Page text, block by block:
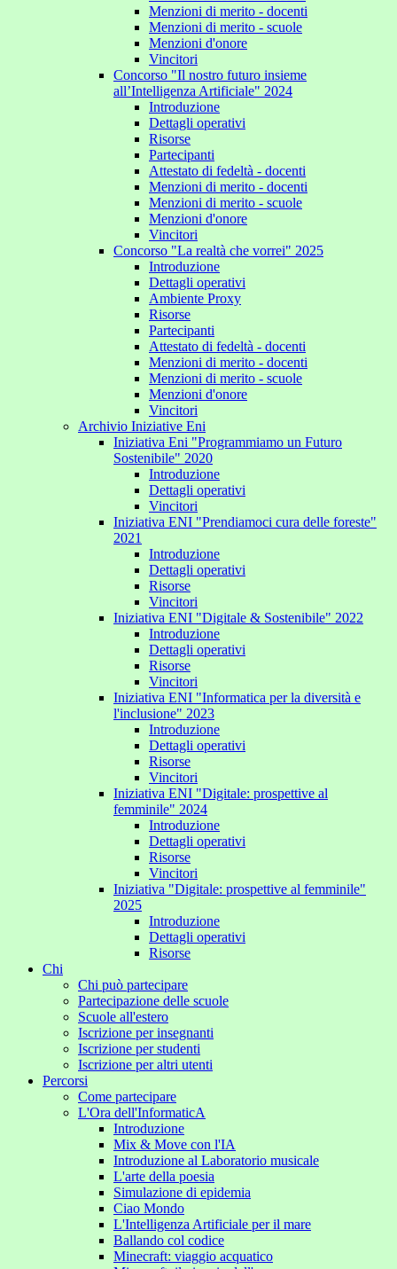
Menzioni di merito - docenti
Menzioni di merito - scuole
Menzioni d'onore
Vincitori
Concorso "Il nostro futuro insieme
all’Intelligenza Artificiale" 2024
Introduzione
Dettagli operativi
Risorse
Partecipanti
Attestato di fedeltà - docenti
Menzioni di merito - docenti
Menzioni di merito - scuole
Menzioni d'onore
Vincitori
Concorso "La realtà che vorrei" 2025
Introduzione
Dettagli operativi
Ambiente Proxy
Risorse
Partecipanti
Attestato di fedeltà - docenti
Menzioni di merito - docenti
Menzioni di merito - scuole
Menzioni d'onore
Vincitori
Archivio Iniziative Eni
Iniziativa Eni "Programmiamo un Futuro
Sostenibile" 2020
Introduzione
Dettagli operativi
Vincitori
Iniziativa ENI "Prendiamoci cura delle foreste"
2021
Introduzione
Dettagli operativi
Risorse
Vincitori
Iniziativa ENI "Digitale & Sostenibile" 2022
Introduzione
Dettagli operativi
Risorse
Vincitori
Iniziativa ENI "Informatica per la diversità e
l'inclusione" 2023
Introduzione
Dettagli operativi
Risorse
Vincitori
Iniziativa ENI "Digitale: prospettive al
femminile" 2024
Introduzione
Dettagli operativi
Risorse
Vincitori
Iniziativa "Digitale: prospettive al femminile"
2025
Introduzione
Dettagli operativi
Risorse
Chi
Chi può partecipare
Partecipazione delle scuole
Scuole all'estero
Iscrizione per insegnanti
Iscrizione per studenti
Iscrizione per altri utenti
Percorsi
Come partecipare
L'Ora dell'InformaticA
Introduzione
Mix & Move con l'IA
Introduzione al Laboratorio musicale
L'arte della poesia
Simulazione di epidemia
Ciao Mondo
L'Intelligenza Artificiale per il mare
Ballando col codice
Minecraft: viaggio acquatico